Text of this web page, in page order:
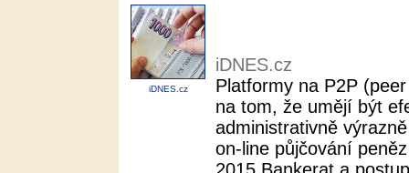
iDNES.cz
iDNES.cz
Platformy na P2P
na tom, že umějí být
administrativně
on-line půjčování